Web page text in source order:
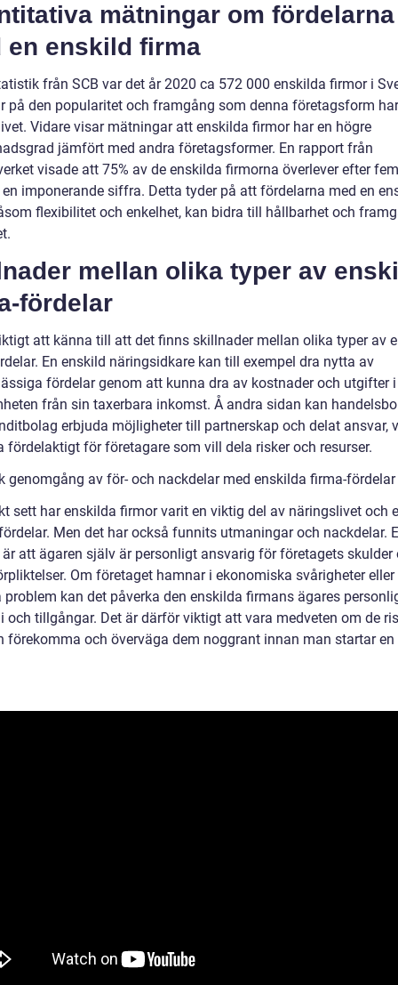
mätningar om fördelarna
en enskild firma
från SCB var det år 2020 ca 572 000 enskilda firmor i
på den popularitet och framgång som denna företagsform
Vidare visar mätningar att enskilda firmor har en högre
jämfört med andra företagsformer. En rapport från
visade att 75% av de enskilda firmorna överlever efter
imponerande siffra. Detta tyder på att fördelarna med en
flexibilitet och enkelhet, kan bidra till hållbarhet och
mellan olika typer av
fördelar
att känna till att det finns skillnader mellan olika typer av
En enskild näringsidkare kan till exempel dra nytta av
fördelar genom att kunna dra av kostnader och utgifter i
från sin taxerbara inkomst. Å andra sidan kan
erbjuda möjligheter till partnerskap och delat ansvar,
fördelaktigt för företagare som vill dela risker och resurser.
genomgång av för- och nackdelar med enskilda firma-fördelar
sett har enskilda firmor varit en viktig del av näringslivet och
Men det har också funnits utmaningar och nackdelar.
att ägaren själv är personligt ansvarig för företagets skulder
Om företaget hamnar i ekonomiska svårigheter
kan det påverka den enskilda firmans ägares
och tillgångar. Det är därför viktigt att vara medveten om de
förekomma och överväga dem noggrant innan man startar en